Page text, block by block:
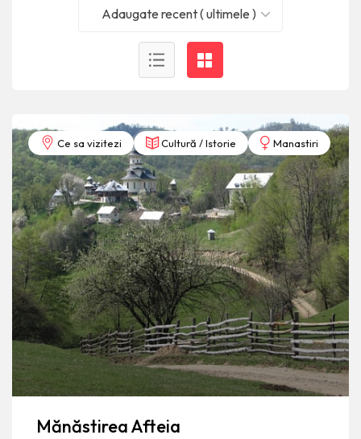
Adaugate recent ( ultimele )
Ce sa vizitezi Cultură / Istorie Manastiri
Mănăstirea Afteia